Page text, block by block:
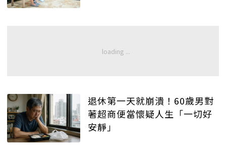
退休第一天就崩潰！60歲男對
著超商便當懷疑人生「一切好
安靜」